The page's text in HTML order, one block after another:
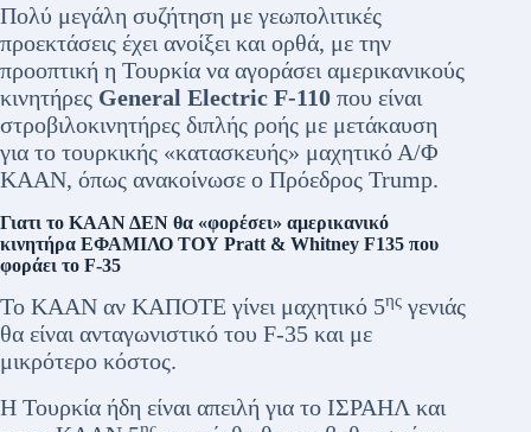
Πολύ μεγάλη συζήτηση με γεωπολιτικές
προεκτάσεις έχει ανοίξει και ορθά, με την
προοπτική η Τουρκία να αγοράσει αμερικανικούς
κινητήρες General Electric F-110 που είναι
στροβιλοκινητήρες διπλής ροής με μετάκαυση
για το τουρκικής «κατασκευής» μαχητικό Α/Φ
ΚΑΑΝ, όπως ανακοίνωσε ο Πρόεδρος Trump.
Γιατι το ΚΑΑΝ ΔΕΝ θα «φορέσει» αμερικανικό
κινητήρα ΕΦΑΜΙΛΟ ΤΟΥ Pratt & Whitney F135 που
φοράει το F-35
Το ΚΑΑΝ αν ΚΑΠΟΤΕ γίνει μαχητικό 5ης γενιάς
θα είναι ανταγωνιστικό του F-35 και με
μικρότερο κόστος.
Η Τουρκία ήδη είναι απειλή για το ΙΣΡΑΗΛ και